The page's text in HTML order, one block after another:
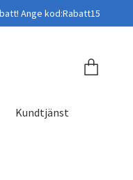
Ange kod:Rabatt15
Kundtjänst